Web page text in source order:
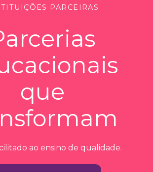
PARCEIRAS
que
ao ensino de qualidade.